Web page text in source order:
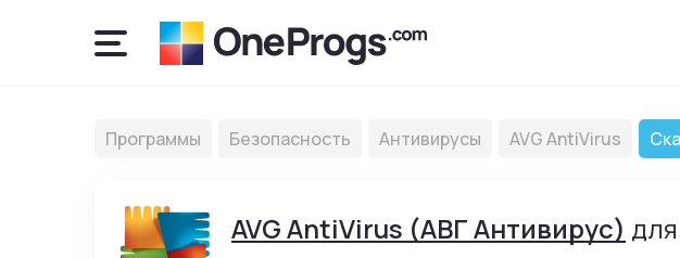
Программы Безопасность Антивирусы AVG AntiVirus
AVG AntiVirus (АВГ Антивирус)